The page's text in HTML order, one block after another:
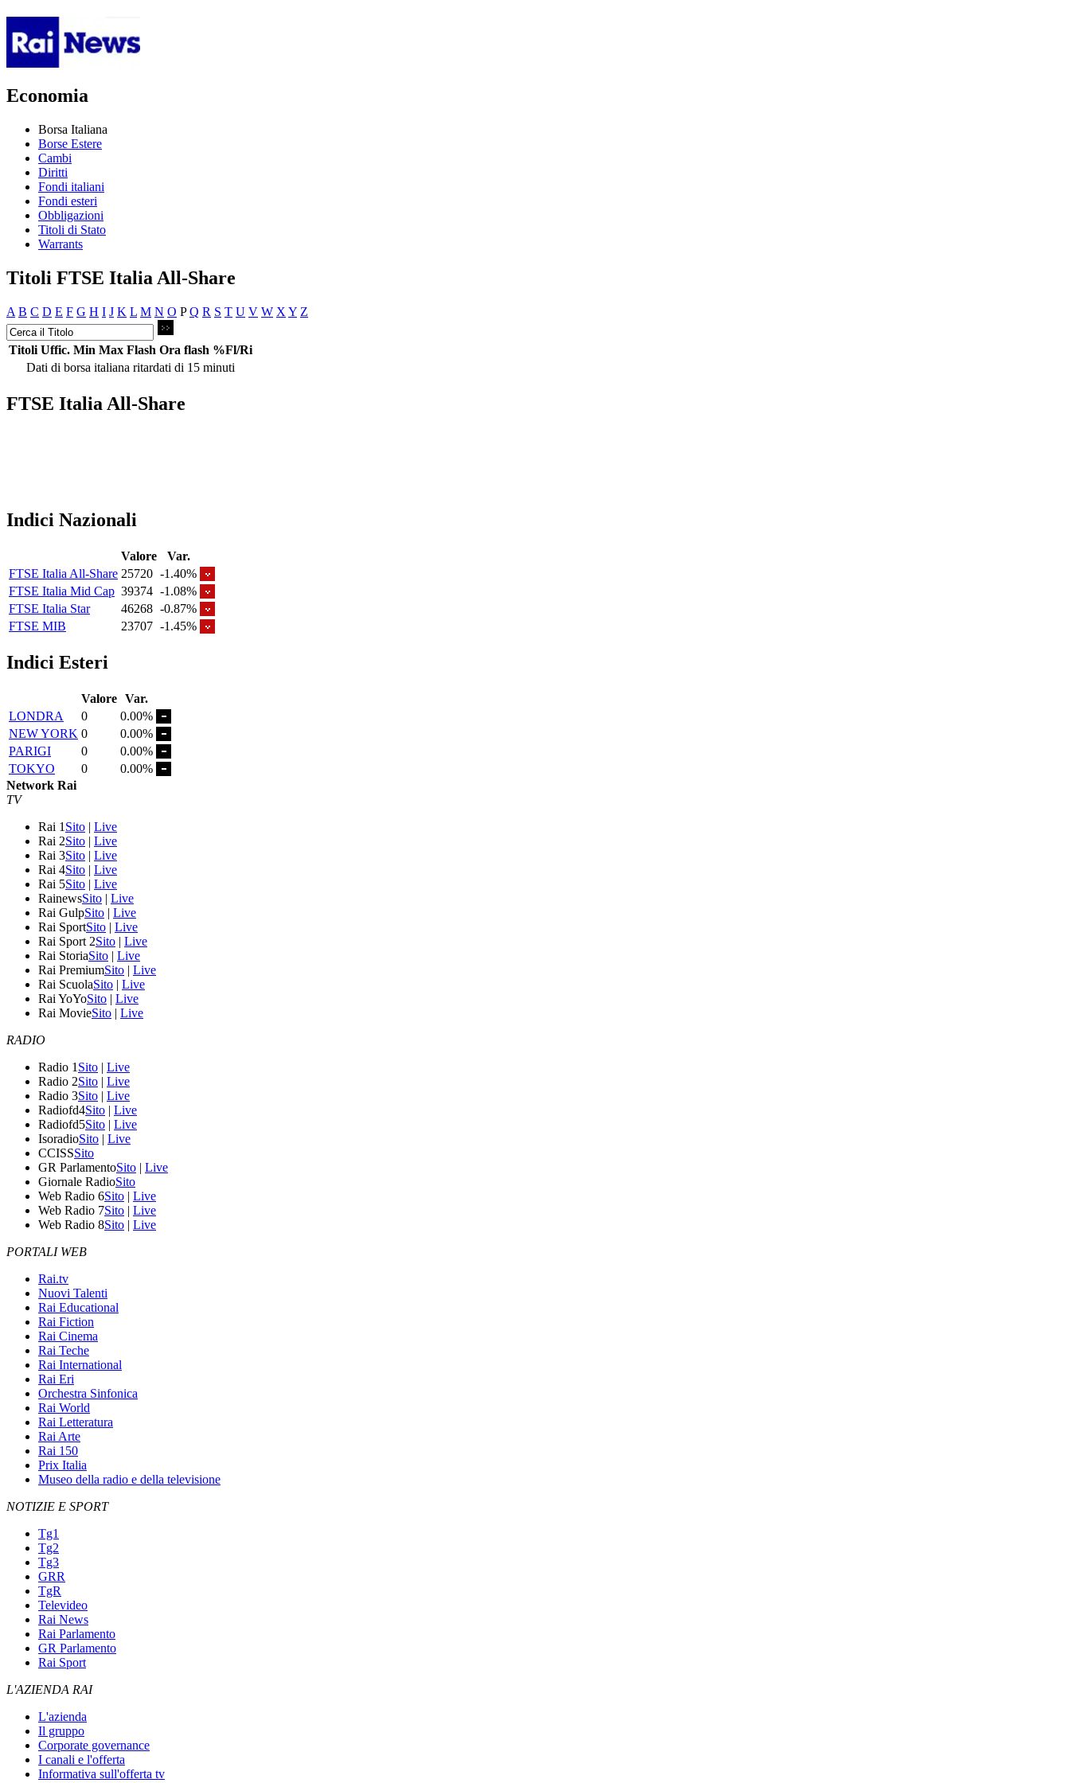
Economia
Borsa Italiana
Borse Estere
Cambi
Diritti
Fondi italiani
Fondi esteri
Obbligazioni
Titoli di Stato
Warrants
Titoli FTSE Italia All-Share
A B C D E F G H I J K L M N O PQ R S T U V W X Y Z
Titoli Uffic. Min Max Flash Ora flash %Fl/Ri
Dati di borsa italiana ritardati di 15 minuti
FTSE Italia All-Share
Indici Nazionali
Valore
Var.
FTSE Italia All-Share 25720 -1.40%
FTSE Italia Mid Cap 39374 -1.08%
FTSE Italia Star
46268 -0.87%
FTSE MIB
23707 -1.45%
Indici Esteri
Valore Var.
LONDRA
0
0.00%
NEW YORK 0
0.00%
PARIGI
0
0.00%
TOKYO
0
0.00%
Network Rai
TV
Rai 1 Sito | Live
Rai 2Sito | Live
Rai 3Sito | Live
Rai 4Sito | Live
Rai 5Sito | Live
RainewsSito | Live
Rai GulpSito | Live
Rai SportSito | Live
Rai Sport 2Sito | Live
Rai StoriaSito | Live
Rai PremiumSito | Live
Rai ScuolaSito | Live
Rai YoYoSito | Live
Rai MovieSito | Live
RADIO
Radio 1 Sito | Live
Radio 2Sito | Live
Radio 3Sito | Live
Radiofd4Sito | Live
Radiofd5Sito | Live
IsoradioSito | Live
CCISSSito
GR ParlamentoSito | Live
Giornale RadioSito
Web Radio 6Sito | Live
Web Radio 7Sito | Live
Web Radio 8Sito | Live
PORTALI WEB
Rai.tv
Nuovi Talenti
Rai Educational
Rai Fiction
Rai Cinema
Rai Teche
Rai International
Rai Eri
Orchestra Sinfonica
Rai World
Rai Letteratura
Rai Arte
Rai 150
Prix Italia
Museo della radio e della televisione
NOTIZIE E SPORT
Tg1
Tg2
Tg3
GRR
TgR
Televideo
Rai News
Rai Parlamento
GR Parlamento
Rai Sport
L'AZIENDA RAI
L'azienda
Il gruppo
Corporate governance
I canali e l'offerta
Informativa sull'offerta tv